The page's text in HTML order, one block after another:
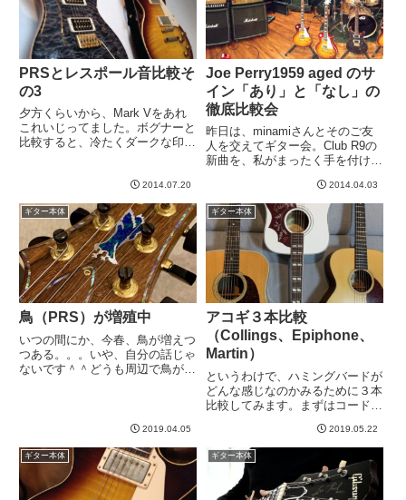
PRSとレスポール音比較そ
の3
夕方くらいから、Mark Vをあれ
これいじってました。ボグナーと
比較すると、冷たくダークな印象
るとクールな感じ・・・？同じ音
聞いても間奏はそれぞれなので言
葉で説明するの難しいですね...
2014.07.20
Joe Perry1959 aged のサ
イン「あり」と「なし」の
徹底比較会
昨日は、minamiさんとそのご友
人を交えてギター会。Club R9の
新曲を、私がまったく手を付けて
ぼうの会とさせていただきまし
た。まずは写真をご覧いただきま
しょう。じゃん。ギター４本にア
ンプ４つ。minami...
2014.04.03
ギター本体
鳥（PRS）が増殖中
いつの間にか、今春、鳥が増えつ
つある。。。いや、自分の話じゃ
ないです＾＾どうも周辺で鳥が増
ポールが欲しいとはあんまり思わ
っ...
2019.04.05
ギター本体
アコギ３本比較
（Collings、Epiphone、
Martin）
というわけで、ハミングバードが
どんな感じなのかみるために３本
比較してみます。まずはコードス
速、動画^^アコギで、ピックを持
たないでストロークする弾くやり
方がよく分かっておらず、なんか
たどたどしいです。。。親指と
人...
2019.05.22
ギター本体 ギター本体